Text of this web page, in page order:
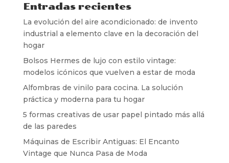
Entradas recientes
La evolución del aire acondicionado: de invento
industrial a elemento clave en la decoración del
hogar
Bolsos Hermes de lujo con estilo vintage:
modelos icónicos que vuelven a estar de moda
Alfombras de vinilo para cocina. La solución
práctica y moderna para tu hogar
5 formas creativas de usar papel pintado más allá
de las paredes
Máquinas de Escribir Antiguas: El Encanto
Vintage que Nunca Pasa de Moda